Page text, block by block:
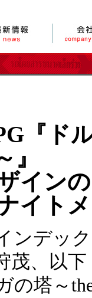
『ド
イン
イト
ンデッ
茂、以
の塔～